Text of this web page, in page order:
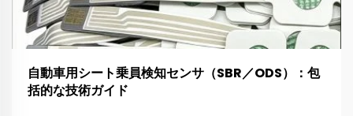
自動車用シート乗員検知センサ（SBR／ODS）：包
括的な技術ガイド